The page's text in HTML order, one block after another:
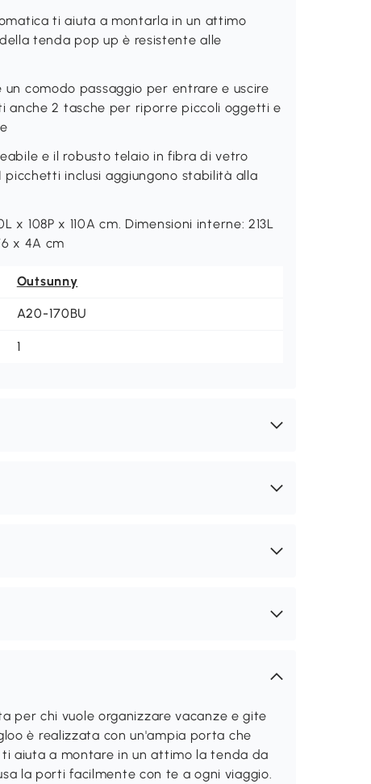
ti aiuta a montarla in un attimo
tenda pop up è resistente alle
un comodo passaggio per entrare e uscire
anche 2 tasche per riporre piccoli oggetti e
e il robusto telaio in fibra di vetro
inclusi aggiungono stabilità alla
x 108P x 110A cm. Dimensioni interne: 213L
x 4A cm
Outsunny
A20-170BU
1
per chi vuole organizzare vacanze e gite
è realizzata con un'ampia porta che
aiuta a montare in un attimo la tenda da
la porti facilmente con te a ogni viaggio.